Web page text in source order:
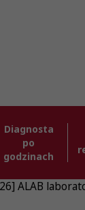
Diagnosta
po
godzinach
ALAB